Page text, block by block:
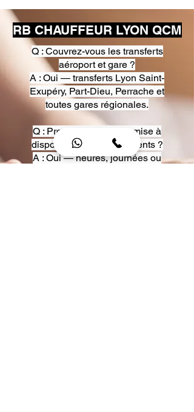
RB CHAUFFEUR LYON QCM
Q : Couvrez-vous les transferts
aéroport et gare ?
A : Oui — transferts Lyon Saint-
Exupéry, Part-Dieu, Perrache et
toutes gares régionales.
Q : Proposez-vous une mise à
disposition pour événements ?
A : Oui — heures, journées ou